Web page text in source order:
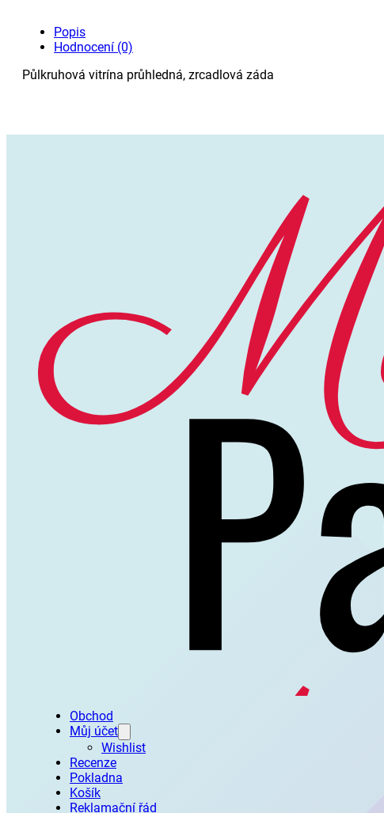
množství
Popis
Hodnocení (0)
Půlkruhová vitrína průhledná, zrcadlová záda
Obchod
Můj účet
Wishlist
Recenze
Pokladna
Košík
Reklamační řád